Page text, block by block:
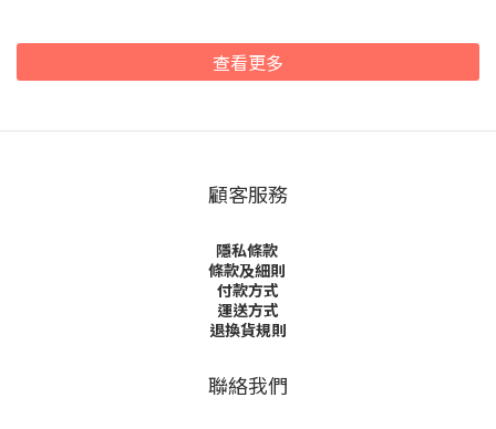
查看更多
顧客服務
隱私條款
條款及細則
付款方式
運送方式
退換貨規則
聯絡我們